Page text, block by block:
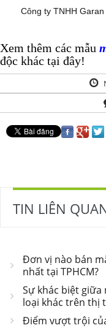
Công ty TNHH
Xem thêm các mẫu
độc khác tại đây!
TIN LIÊN
Đơn vị nào bán
nhất tại TPHCM?
Sự khác biệt giữa
loại khác trên thị
Điểm vượt trội